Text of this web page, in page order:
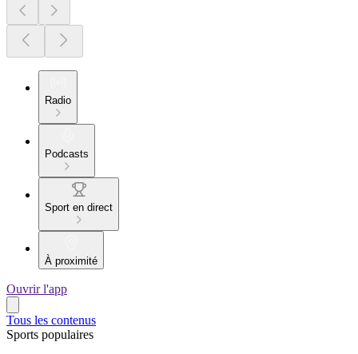
Radio
Podcasts
Sport en direct
À proximité
Ouvrir l'app
Tous les contenus
Sports populaires